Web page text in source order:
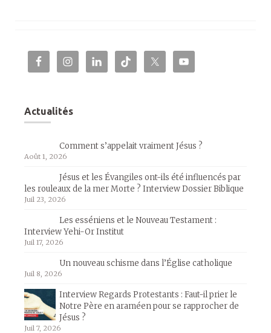
Actualités
Comment s’appelait vraiment Jésus ?
Août 1, 2026
Jésus et les Évangiles ont-ils été influencés par
les rouleaux de la mer Morte ? Interview Dossier Biblique
Juil 23, 2026
Les esséniens et le Nouveau Testament :
Interview Yehi-Or Institut
Juil 17, 2026
Un nouveau schisme dans l’Église catholique
Juil 8, 2026
Interview Regards Protestants : Faut-il prier le
Notre Père en araméen pour se rapprocher de
Jésus ?
Juil 7, 2026